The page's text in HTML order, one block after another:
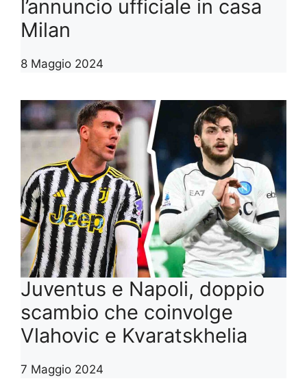
l’annuncio ufficiale in casa
Milan
8 Maggio 2024
Juventus e Napoli, doppio
scambio che coinvolge
Vlahovic e Kvaratskhelia
7 Maggio 2024